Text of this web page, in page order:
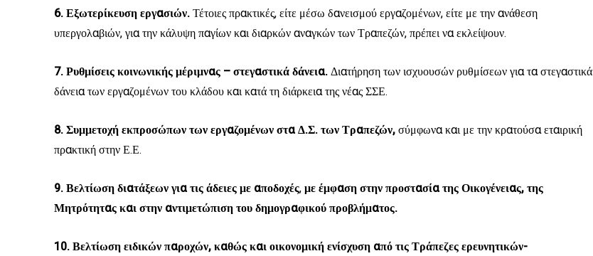
6. Εξωτερίκευση εργασιών.Τέτοιες πρακτικές, είτε μέσω δανεισμού εργαζομένων, είτε με την ανάθεση
υπεργολαβιών, για την κάλυψη παγίων και διαρκών αναγκών των Τραπεζών, πρέπει να εκλείψουν.
7. Ρυθμίσεις κοινωνικής μέριμνας – στεγαστικά δάνεια.Διατήρηση των ισχυουσών ρυθμίσεων για τα στεγαστικά
δάνεια των εργαζομένων του κλάδου και κατά τη διάρκεια της νέας ΣΣΕ.
8. Συμμετοχή εκπροσώπων των εργαζομένων στα Δ.Σ. των Τραπεζών,σύμφωνα και με την κρατούσα εταιρική
πρακτική στην Ε.Ε.
9. Βελτίωση διατάξεων για τις άδειες με αποδοχές,με έμφαση στην προστασία της Οικογένειας, της
Μητρότητας και στην αντιμετώπιση του δημογραφικού προβλήματος.
10. Βελτίωση ειδικών παροχών, καθώς και οικονομική ενίσχυση από τις Τράπεζες ερευνητικών-